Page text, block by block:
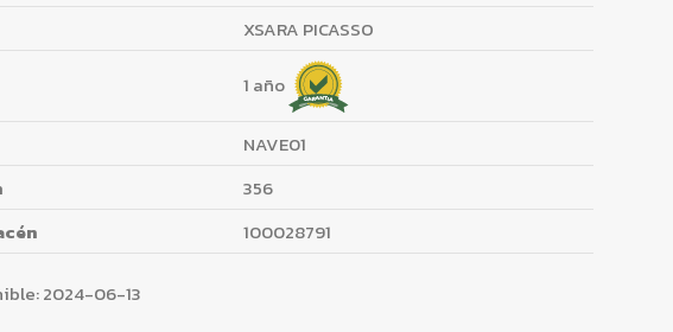
XSARA PICASSO
1 año
NAVE01
356
100028791
2024-06-13